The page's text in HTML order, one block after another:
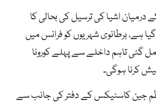
درمیان اشیا کی ترسیل کی بحالی کا
ہے، برطانوی شہریوں کو فرانس میں
گئی تاہم داخلے سے پہلے کورونا
کرنا ہوگی۔
جین کاسٹیکس کے دفتر کی جانب سے